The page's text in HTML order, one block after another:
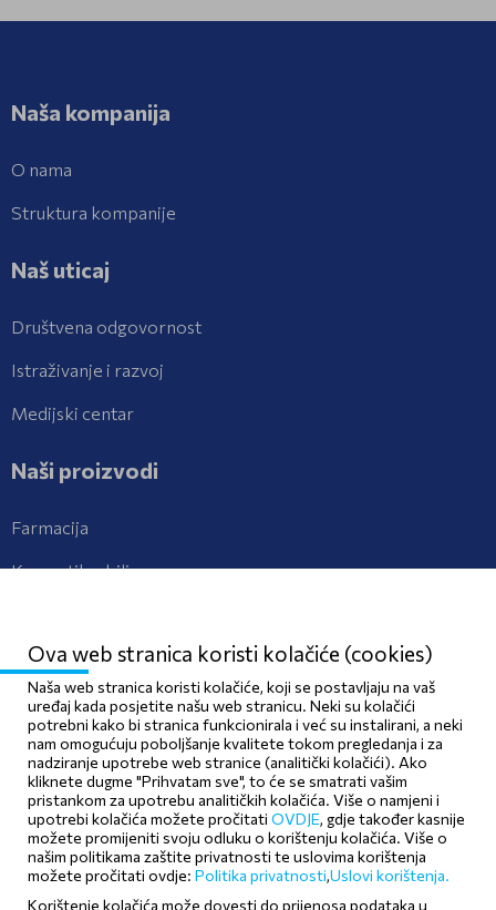
Naša kompanija
O nama
Struktura kompanije
Naš uticaj
Društvena odgovornost
Istraživanje i razvoj
Medijski centar
Naši proizvodi
Farmacija
Kozmetika, bilje
Kontakt
Prijava neželjenih djelovanja lijeka
Pravila privatnosti
Politika kolačića
Politika upotrebe
Ova web stranica koristi kolačiće (cookies)
Naša web stranica koristi kolačiće, koji se postavljaju na vaš
uređaj kada posjetite našu web stranicu. Neki su kolačići
potrebni kako bi stranica funkcionirala i već su instalirani, a neki
nam omogućuju poboljšanje kvalitete tokom pregledanja i za
nadziranje upotrebe web stranice (analitički kolačići). Ako
kliknete dugme "Prihvatam sve", to će se smatrati vašim
pristankom za upotrebu analitičkih kolačića. Više o namjeni i
upotrebi kolačića možete pročitati OVDJE, gdje također kasnije
možete promijeniti svoju odluku o korištenju kolačića. Više o
našim politikama zaštite privatnosti te uslovima korištenja
možete pročitati ovdje: Politika privatnosti,Uslovi korištenja.
Korištenje kolačića može dovesti do prijenosa podataka u